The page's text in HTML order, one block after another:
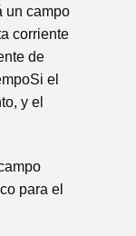
un campo
corriente
de
el
y el
para el